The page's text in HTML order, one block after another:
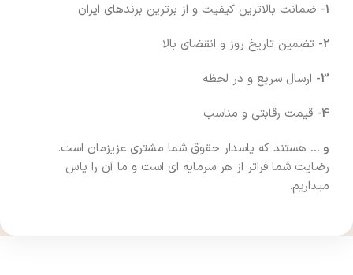
1- ضمانت بالاترین کیفیت و از برترین برندهای ایران
2- تضمین تاریخ روز و انقضای بالا
3- ارسال سریع و در لحظه
4- قیمت رقابتی و مناسب
و … هستند که پاسدار حقوق شما مشتری عزیزمان است.
رضایت شما فراتر از هر سرمایه ای است و ما آن را پاس
میداریم.